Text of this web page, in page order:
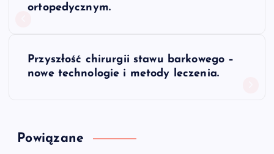
c
ortopedycznym.
Przyszłość chirurgii stawu barkowego –
nowe technologie i metody leczenia.
Powiązane